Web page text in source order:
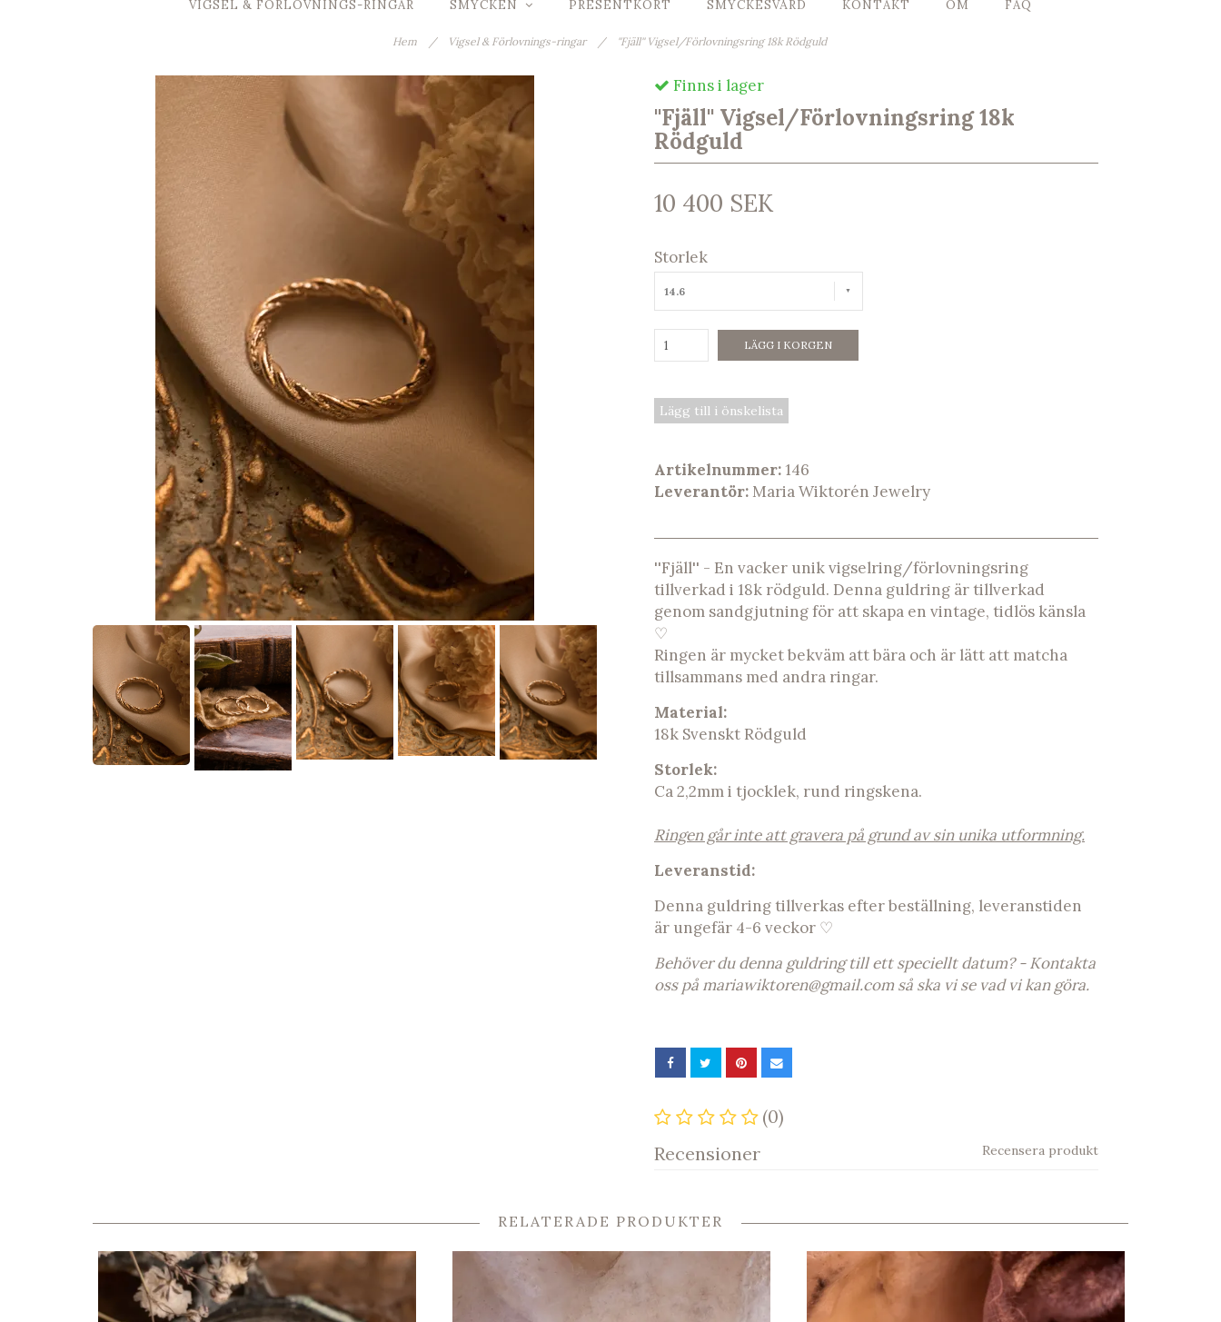
VIGSEL & FÖRLOVNINGS-RINGAR SMYCKEN PRESENTKORT SMYCKESVÅRD KONTAKT OM FAQ
Hem / Vigsel & Förlovnings-ringar / ''Fjäll'' Vigsel/Förlovningsring 18k Rödguld
Finns i lager
''Fjäll'' Vigsel/Förlovningsring 18k
Rödguld
10 400 SEK
Storlek
14.6
LÄGG I KORGEN
Lägg till i önskelista
Artikelnummer: 146
Leverantör: Maria Wiktorén Jewelry
''Fjäll'' - En vacker unik vigselring/förlovningsring
tillverkad i 18k rödguld. Denna guldring är tillverkad
genom sandgjutning för att skapa en vintage, tidlös känsla
♡
Ringen är mycket bekväm att bära och är lätt att matcha
tillsammans med andra ringar.
Material:
18k Svenskt Rödguld
Storlek:
Ca 2,2mm i tjocklek, rund ringskena.
Ringen går inte att gravera på grund av sin unika utformning.
Leveranstid:
Denna guldring tillverkas efter beställning, leveranstiden
är ungefär 4-6 veckor ♡
Behöver du denna guldring till ett speciellt datum? - Kontakta
oss på mariawiktoren@gmail.com så ska vi se vad vi kan göra.
(0)
Recensioner Recensera produkt
RELATERADE PRODUKTER